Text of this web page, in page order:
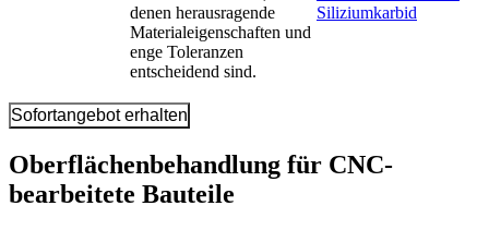
denen herausragende
Materialeigenschaften und
enge Toleranzen
entscheidend sind.
Siliziumkarbid
Sofortangebot erhalten
Oberflächenbehandlung für CNC-
bearbeitete Bauteile